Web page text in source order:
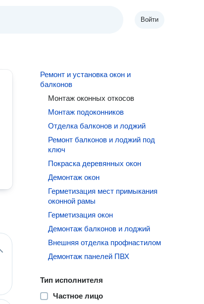
Войти
Ремонт и установка окон и
балконов
Монтаж оконных откосов
Монтаж подоконников
Отделка балконов и лоджий
Ремонт балконов и лоджий под
ключ
Покраска деревянных окон
Демонтаж окон
Герметизация мест примыкания
оконной рамы
Герметизация окон
Демонтаж балконов и лоджий
Внешняя отделка профнастилом
Демонтаж панелей ПВХ
Тип исполнителя
Частное лицо